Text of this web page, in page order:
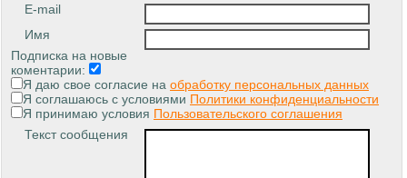
E-mail
Имя
Подписка на новые
коментарии:
Я даю свое согласие на обработку персональных данных
Я соглашаюсь с условиями Политики конфиденциальности
Я принимаю условия Пользовательского соглашения
Текст сообщения